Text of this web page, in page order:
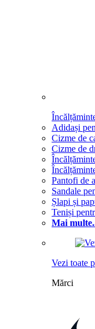
Adidași
Cizme de
Cizme de
Pantofi de
Sandale
Șlapi și
Teniși
Mai
Vezi toate
Mărci